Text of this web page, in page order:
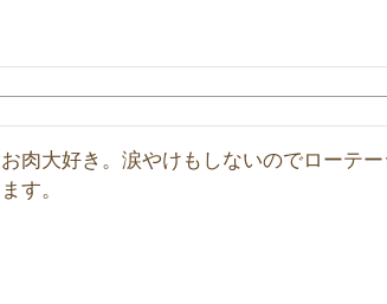
お肉大好き。涙やけもしないのでローテ
ます。